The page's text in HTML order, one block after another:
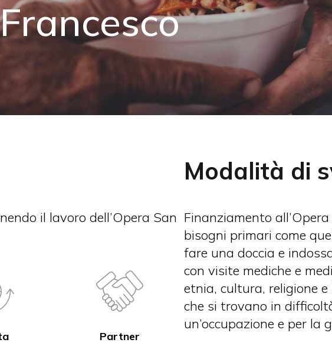
il lavoro dell’Opera San
Partner
Modalità di
Finanziamento
bisogni primari come
fare una doccia e
con visite mediche e
etnia, cultura, religione
che si trovano in
un’occupazione e per la